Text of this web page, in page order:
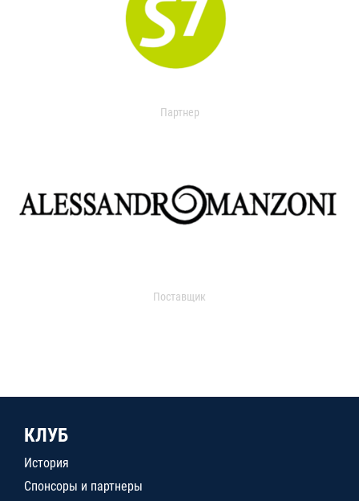
Партнер
Поставщик
КЛУБ
История
Спонсоры и партнеры